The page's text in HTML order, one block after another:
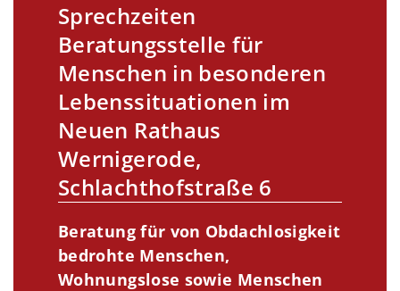
Sprechzeiten
Beratungsstelle für
Menschen in besonderen
Lebenssituationen im
Neuen Rathaus
Wernigerode,
Schlachthofstraße 6
Beratung für von Obdachlosigkeit
bedrohte Menschen,
Wohnungslose sowie Menschen